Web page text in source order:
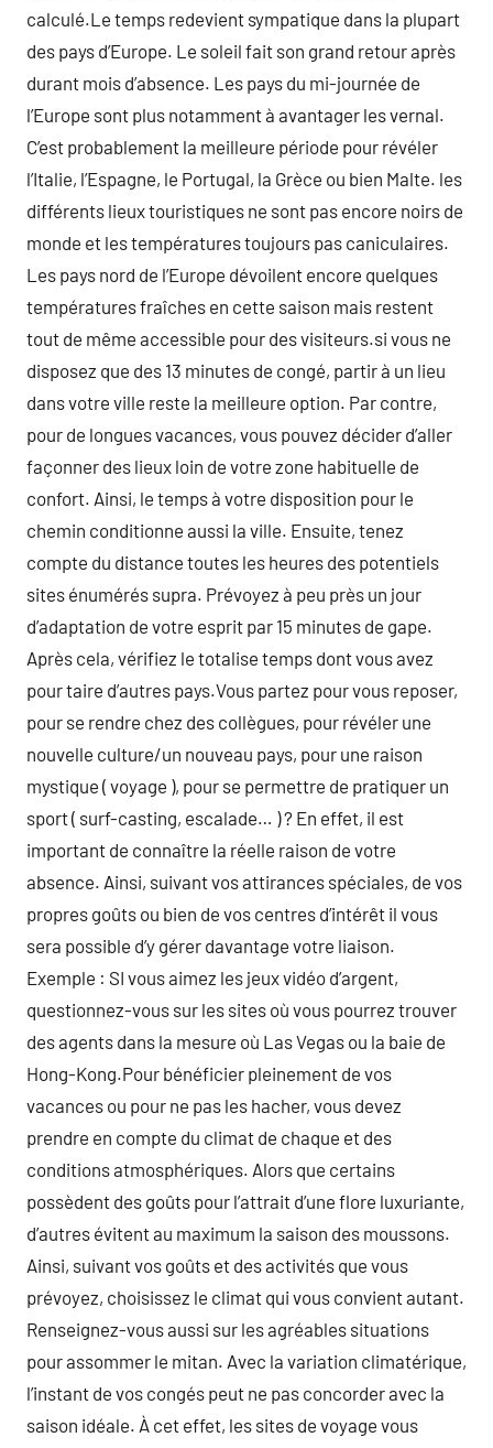
calculé.Le temps redevient sympatique dans la plupart
des pays d’Europe. Le soleil fait son grand retour après
durant mois d’absence. Les pays du mi-journée de
l’Europe sont plus notamment à avantager les vernal.
C’est probablement la meilleure période pour révéler
l’Italie, l’Espagne, le Portugal, la Grèce ou bien Malte. les
différents lieux touristiques ne sont pas encore noirs de
monde et les températures toujours pas caniculaires.
Les pays nord de l’Europe dévoilent encore quelques
températures fraîches en cette saison mais restent
tout de même accessible pour des visiteurs.si vous ne
disposez que des 13 minutes de congé, partir à un lieu
dans votre ville reste la meilleure option. Par contre,
pour de longues vacances, vous pouvez décider d’aller
façonner des lieux loin de votre zone habituelle de
confort. Ainsi, le temps à votre disposition pour le
chemin conditionne aussi la ville. Ensuite, tenez
compte du distance toutes les heures des potentiels
sites énumérés supra. Prévoyez à peu près un jour
d’adaptation de votre esprit par 15 minutes de gape.
Après cela, vérifiez le totalise temps dont vous avez
pour taire d’autres pays.Vous partez pour vous reposer,
pour se rendre chez des collègues, pour révéler une
nouvelle culture/un nouveau pays, pour une raison
mystique ( voyage ), pour se permettre de pratiquer un
sport ( surf-casting, escalade… ) ? En effet, il est
important de connaître la réelle raison de votre
absence. Ainsi, suivant vos attirances spéciales, de vos
propres goûts ou bien de vos centres d’intérêt il vous
sera possible d’y gérer davantage votre liaison.
Exemple : SI vous aimez les jeux vidéo d’argent,
questionnez-vous sur les sites où vous pourrez trouver
des agents dans la mesure où Las Vegas ou la baie de
Hong-Kong.Pour bénéficier pleinement de vos
vacances ou pour ne pas les hacher, vous devez
prendre en compte du climat de chaque et des
conditions atmosphériques. Alors que certains
possèdent des goûts pour l’attrait d’une flore luxuriante,
d’autres évitent au maximum la saison des moussons.
Ainsi, suivant vos goûts et des activités que vous
prévoyez, choisissez le climat qui vous convient autant.
Renseignez-vous aussi sur les agréables situations
pour assommer le mitan. Avec la variation climatérique,
l’instant de vos congés peut ne pas concorder avec la
saison idéale. À cet effet, les sites de voyage vous